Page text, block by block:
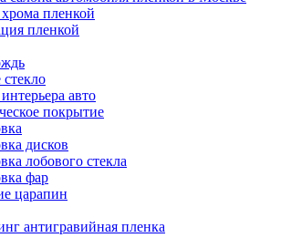
пленкой
пленкой
авто
покрытие
дисков
лобового стекла
фар
царапин
антигравийная пленка